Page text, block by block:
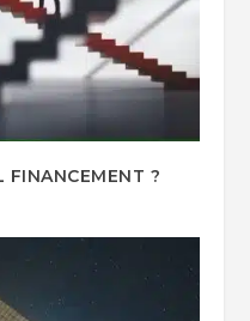
FINANCEMENT ?